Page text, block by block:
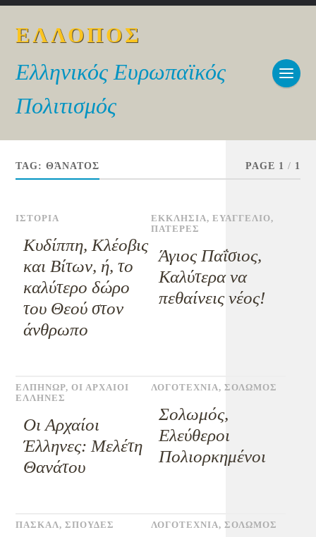
ΕΛΛΟΠΟΣ
Ελληνικός Ευρωπαϊκός
Πολιτισμός
TAG:ΘΆΝΑΤΟΣ PAGE 1 / 1
ΙΣΤΟΡΙΑ
Κυδίππη, Κλέοβις
και Βίτων, ή, το
καλύτερο δώρο
του Θεού στον
άνθρωπο
ΕΚΚΛΗΣΙΑ, ΕΥΑΓΓΕΛΙΟ,
ΠΑΤΕΡΕΣ
Άγιος Παΐσιος,
Καλύτερα να
πεθαίνεις νέος!
ΕΛΠΗΝΩΡ,ΟΙ ΑΡΧΑΙΟΙ
ΕΛΛΗΝΕΣ
Οι Αρχαίοι
Έλληνες: Μελέτη
Θανάτου
ΛΟΓΟΤΕΧΝΙΑ, ΣΟΛΩΜΟΣ
Σολωμός,
Ελεύθεροι
Πολιορκημένοι
ΠΑΣΚΑΛ,ΣΠΟΥΔΕΣ ΛΟΓΟΤΕΧΝΙΑ, ΣΟΛΩΜΟΣ